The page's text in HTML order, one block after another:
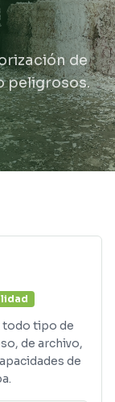
de
peligrosos.
todo tipo de
de archivo,
de